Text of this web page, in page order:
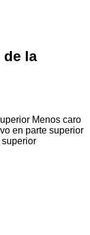
de la
Menos caro
en parte superior